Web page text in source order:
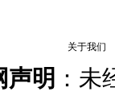
关于我们
声明 ：